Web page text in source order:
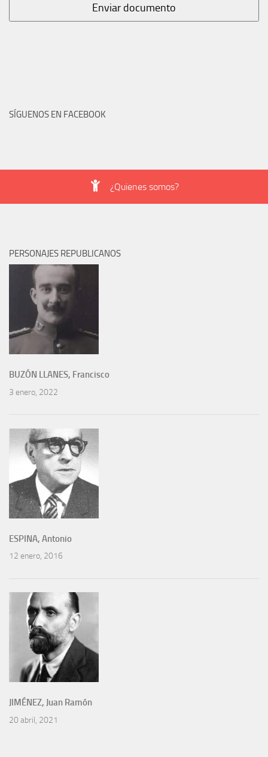
SÍGUENOS EN FACEBOOK
¿Quienes somos?
PERSONAJES REPUBLICANOS
BUZÓN LLANES, Francisco
3 enero, 2022
ESPINA, Antonio
12 enero, 2016
JIMÉNEZ, Juan Ramón
20 abril, 2021